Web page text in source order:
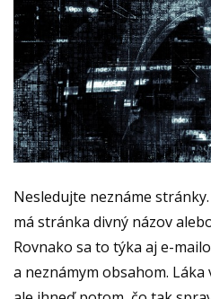
Nesledujte neznáme
má stránka divný názov
Rovnako sa to týka aj e-
a neznámym obsahom. Láka